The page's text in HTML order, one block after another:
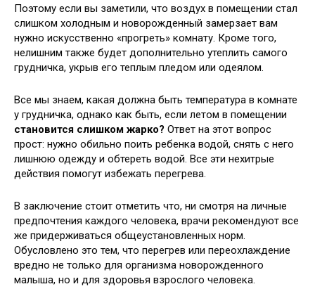
Поэтому если вы заметили, что воздух в помещении стал
слишком холодным и новорожденный замерзает вам
нужно искусственно «прогреть» комнату. Кроме того,
нелишним также будет дополнительно утеплить самого
грудничка, укрыв его теплым пледом или одеялом.
Все мы знаем, какая должна быть температура в комнате
у грудничка, однако как быть, если летом в помещении
становится слишком жарко? Ответ на этот вопрос
прост: нужно обильно поить ребенка водой, снять с него
лишнюю одежду и обтереть водой. Все эти нехитрые
действия помогут избежать перегрева.
В заключение стоит отметить что, ни смотря на личные
предпочтения каждого человека, врачи рекомендуют все
же придерживаться общеустановленных норм.
Обусловлено это тем, что перегрев или переохлаждение
вредно не только для организма новорожденного
малыша, но и для здоровья взрослого человека.